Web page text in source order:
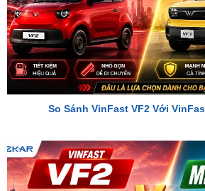
So Sánh VinFast VF2 Với